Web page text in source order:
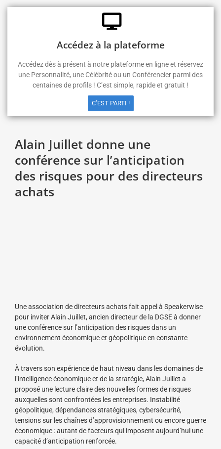
Alain Juillet donne une
conférence sur l’anticipation
des risques pour des directeurs
achats
Une association de directeurs achats fait appel à Speakerwise
pour inviter Alain Juillet, ancien directeur de la DGSE à donner
une conférence sur l’anticipation des risques dans un
environnement économique et géopolitique en constante
évolution.
À travers son expérience de haut niveau dans les domaines de
l’intelligence économique et de la stratégie, Alain Juillet a
proposé une lecture claire des nouvelles formes de risques
auxquelles sont confrontées les entreprises. Instabilité
géopolitique, dépendances stratégiques, cybersécurité,
tensions sur les chaînes d’approvisionnement ou encore guerre
économique : autant de facteurs qui imposent aujourd’hui une
capacité d’anticipation renforcée.
Accédez à la plateforme
Accédez dès à présent à notre plateforme en ligne et réservez
une Personnalité, une Célébrité ou un Conférencier parmi des
centaines de profils ! C’est simple, rapide et gratuit !
C’EST PARTI !